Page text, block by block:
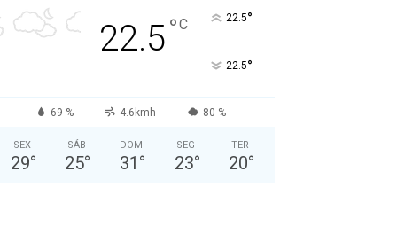
22.5°C 22.5°
22.5°
69 % 4.6kmh 80 %
SEX
29°
SÁB
25°
DOM
31 °
SEG
23°
TER
20°